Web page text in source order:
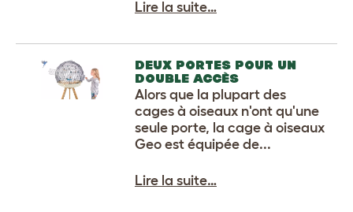
Lire la suite…
DEUX PORTES POUR UN
DOUBLE ACCÈS
Alors que la plupart des
cages à oiseaux n'ont qu'une
seule porte, la cage à oiseaux
Geo est équipée de...
Lire la suite…